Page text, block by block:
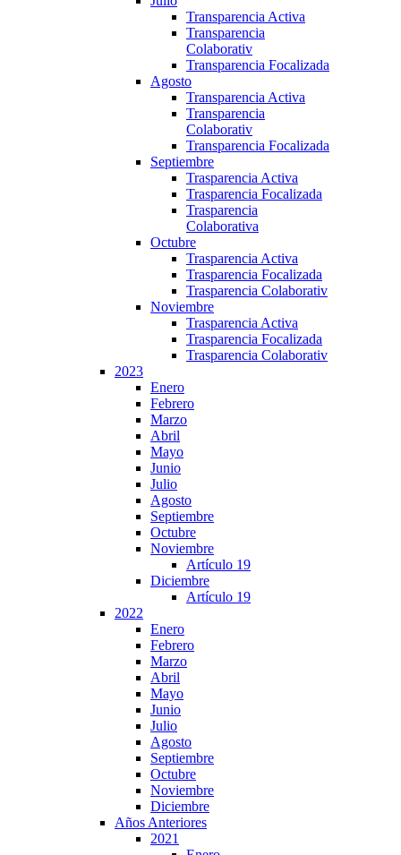
Transparencia Activa
Transparencia
Colaborativ
Transparencia Focalizada
Agosto
Transparencia Activa
Transparencia
Colaborativ
Transparencia Focalizada
Septiembre
Trasparencia Activa
Trasparencia Focalizada
Trasparencia
Colaborativa
Octubre
Trasparencia Activa
Trasparencia Focalizada
Trasparencia Colaborativ
Noviembre
Trasparencia Activa
Trasparencia Focalizada
Trasparencia Colaborativ
2023
Enero
Febrero
Marzo
Abril
Mayo
Junio
Julio
Agosto
Septiembre
Octubre
Noviembre
Artículo 19
Diciembre
Artículo 19
2022
Enero
Febrero
Marzo
Abril
Mayo
Junio
Julio
Agosto
Septiembre
Octubre
Noviembre
Diciembre
Años Anteriores
2021